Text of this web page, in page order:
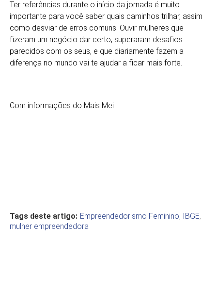
Ter referências durante o início da jornada é muito
importante para você saber quais caminhos trilhar, assim
como desviar de erros comuns. Ouvir mulheres que
fizeram um negócio dar certo, superaram desafios
parecidos com os seus, e que diariamente fazem a
diferença no mundo vai te ajudar a ficar mais forte.
Com informações do Mais Mei
Tags deste artigo: Empreendedorismo Feminino, IBGE,
mulher empreendedora